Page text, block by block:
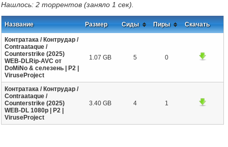
Нашлось: 2 торрентов (заняло 1 сек).
Название Размер Сиды Пиры Скачать
Контратака / Контрудар /
Contraataque /
Counterstrike (2025)
WEB-DLRip-AVC от
DoMiNo & селезень | P2 |
ViruseProject
1.07 GB 5 0
Контратака / Контрудар /
Contraataque /
Counterstrike (2025)
WEB-DL 1080p | P2 |
ViruseProject
3.40 GB 4 1